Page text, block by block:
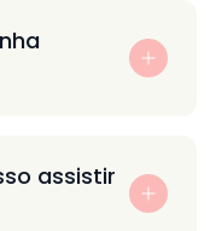
assistir